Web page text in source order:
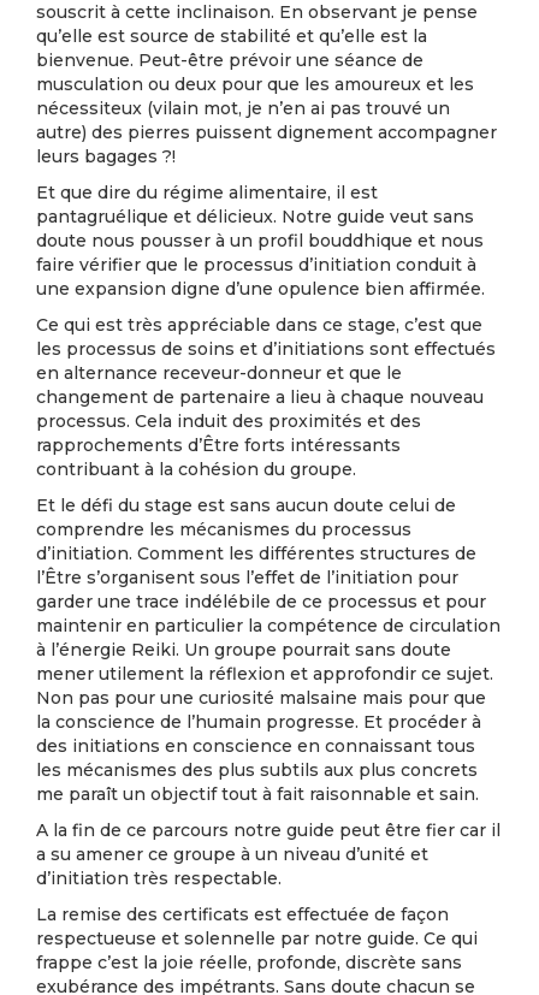
souscrit à cette inclinaison. En observant je pense
qu’elle est source de stabilité et qu’elle est la
bienvenue. Peut-être prévoir une séance de
musculation ou deux pour que les amoureux et les
nécessiteux (vilain mot, je n’en ai pas trouvé un
autre) des pierres puissent dignement accompagner
leurs bagages ?!
Et que dire du régime alimentaire, il est
pantagruélique et délicieux. Notre guide veut sans
doute nous pousser à un profil bouddhique et nous
faire vérifier que le processus d’initiation conduit à
une expansion digne d’une opulence bien affirmée.
Ce qui est très appréciable dans ce stage, c’est que
les processus de soins et d’initiations sont effectués
en alternance receveur-donneur et que le
changement de partenaire a lieu à chaque nouveau
processus. Cela induit des proximités et des
rapprochements d’Être forts intéressants
contribuant à la cohésion du groupe.
Et le défi du stage est sans aucun doute celui de
comprendre les mécanismes du processus
d’initiation. Comment les différentes structures de
l’Être s’organisent sous l’effet de l’initiation pour
garder une trace indélébile de ce processus et pour
maintenir en particulier la compétence de circulation
à l’énergie Reiki. Un groupe pourrait sans doute
mener utilement la réflexion et approfondir ce sujet.
Non pas pour une curiosité malsaine mais pour que
la conscience de l’humain progresse. Et procéder à
des initiations en conscience en connaissant tous
les mécanismes des plus subtils aux plus concrets
me paraît un objectif tout à fait raisonnable et sain.
A la fin de ce parcours notre guide peut être fier car il
a su amener ce groupe à un niveau d’unité et
d’initiation très respectable.
La remise des certificats est effectuée de façon
respectueuse et solennelle par notre guide. Ce qui
frappe c’est la joie réelle, profonde, discrète sans
exubérance des impétrants. Sans doute chacun se